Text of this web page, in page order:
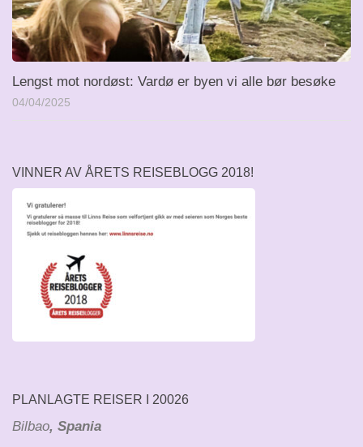
Lengst mot nordøst: Vardø er byen vi alle bør besøke
04/04/2025
VINNER AV ÅRETS REISEBLOGG 2018!
PLANLAGTE REISER I 20026
Bilbao, Spania